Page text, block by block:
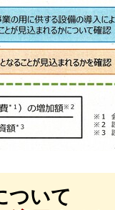
ついて